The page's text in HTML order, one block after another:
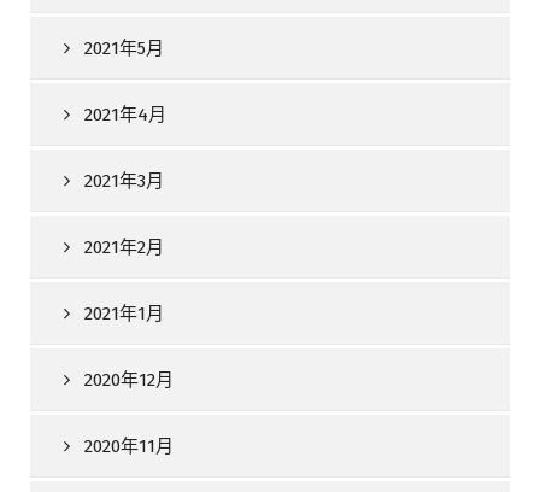
2021年5月
2021年4月
2021年3月
2021年2月
2021年1月
2020年12月
2020年11月